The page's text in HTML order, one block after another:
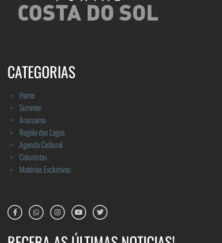
CATEGORIAS
Home
Summer
Araruama
Região dos Lagos
Agenda Cultural
Colunistas
Matérias Exclusivas